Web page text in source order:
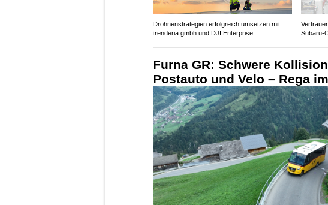
Drohnenstrategien erfolgreich umsetzen mit
trenderia gmbh und DJI Enterprise
Subaru-
Furna GR: Schwere
Postauto und Velo – Rega